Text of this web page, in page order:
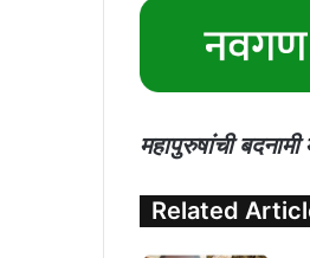
महापुरुषांची
Related